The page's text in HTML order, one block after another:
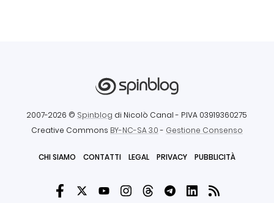
2007-2026 © Spinblog di Nicolò Canal - P.IVA 03919360275
Creative Commons BY-NC-SA 3.0- Gestione Consenso
CHI SIAMO CONTATTI LEGAL PRIVACY PUBBLICITÀ